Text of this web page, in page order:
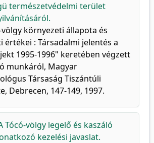
természetvédelmi terület
völgy környezeti állapota és
értékei : Társadalmi jelentés a
1995-1996" keretében végzett
munkáról, Magyar
Társaság Tiszántúli
Debrecen, 147-149, 1997.
Tócó-völgy legelő és kaszáló
kezelési javaslat.